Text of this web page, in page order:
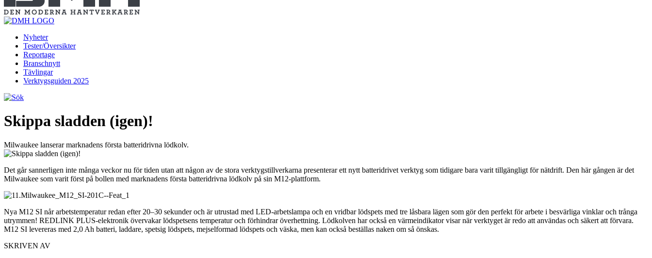
Nyheter
Tester/Översikter
Reportage
Branschnytt
Tävlingar
Verktygsguiden 2025
Skippa sladden (igen)!
Milwaukee lanserar marknadens första batteridrivna lödkolv.
Det går sannerligen inte många veckor nu för tiden utan att någon av de stora verktygstillverkarna presenterar ett nytt batteridrivet verktyg som tidigare bara varit tillgängligt för nätdrift. Den här gången är det
Milwaukee som varit först på bollen med marknadens första batteridrivna lödkolv på sin M12-plattform.
Nya M12 SI når arbetstemperatur redan efter 20–30 sekunder och är utrustad med LED-arbetslampa och en vridbar lödspets med tre låsbara lägen som gör den perfekt för arbete i besvärliga vinklar och trånga
utrymmen! REDLINK PLUS-elektronik övervakar lödspetsens temperatur och förhindrar överhettning. Lödkolven har också en värmeindikator visar när verktyget är redo att användas och säkert att förvara.
M12 SI levereras med 2,0 Ah batteri, laddare, spetsig lödspets, mejselformad lödspets och väska, men kan också beställas naken om så önskas.
SKRIVEN AV